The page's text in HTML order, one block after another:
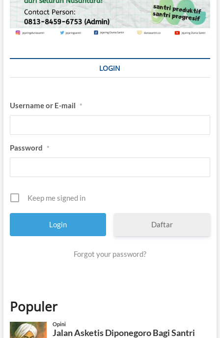
LOGIN
Username or E-mail *
Password *
Keep me signed in
Daftar
Forgot your password?
Populer